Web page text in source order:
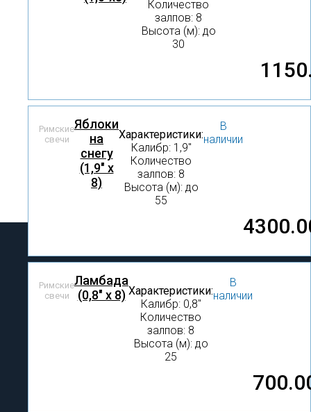
Количество
залпов: 8
Высота (м): до
30
Римские
свечи
Яблоки
на
снегу
(1,9" х
8)
Характеристики:
Калибр: 1,9″
Количество
залпов: 8
Высота (м): до
55
В
наличии
Римские
свечи
Ламбада
(0,8" х 8) Характеристики:
Калибр: 0,8″
Количество
залпов: 8
Высота (м): до
25
В
наличии